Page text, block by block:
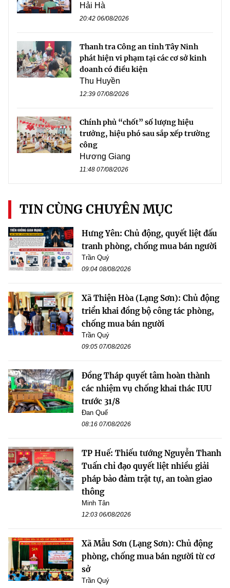
Hải Hà
20:42 06/08/2026
Thanh tra Công an tỉnh Tây Ninh
phát hiện vi phạm tại các cơ sở kinh
doanh có điều kiện
Thu Huyền
12:39 07/08/2026
Chính phủ “chốt” số lượng hiệu
trưởng, hiệu phó sau sắp xếp trường
công
Hương Giang
11:48 07/08/2026
TIN CÙNG CHUYÊN MỤC
Hưng Yên: Chủ động, quyết liệt đấu
tranh phòng, chống mua bán người
Trần Quý
09:04 08/08/2026
Xã Thiện Hòa (Lạng Sơn): Chủ động
triển khai đồng bộ công tác phòng,
chống mua bán người
Trần Quý
09:05 07/08/2026
Đồng Tháp quyết tâm hoàn thành
các nhiệm vụ chống khai thác IUU
trước 31/8
Đan Quế
08:16 07/08/2026
TP Huế: Thiếu tướng Nguyễn Thanh
Tuấn chỉ đạo quyết liệt nhiều giải
pháp bảo đảm trật tự, an toàn giao
thông
Minh Tân
12:03 06/08/2026
Xã Mẫu Sơn (Lạng Sơn): Chủ động
phòng, chống mua bán người từ cơ
sở
Trần Quý